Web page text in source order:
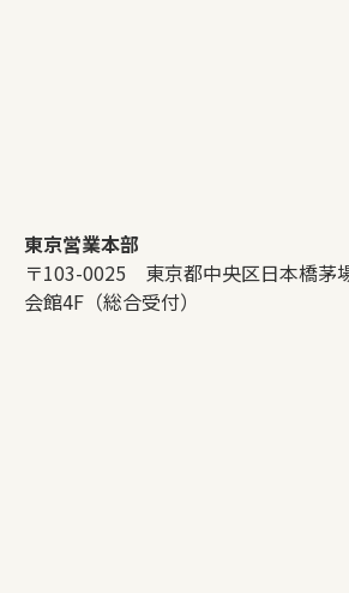
東京営業本部
〒103-0025 東京都中央区日本橋
会館4F（総合受付）